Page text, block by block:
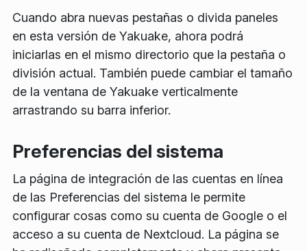
Cuando abra nuevas pestañas o divida paneles
en esta versión de Yakuake, ahora podrá
iniciarlas en el mismo directorio que la pestaña o
división actual. También puede cambiar el tamaño
de la ventana de Yakuake verticalmente
arrastrando su barra inferior.
Preferencias del sistema
La página de integración de las cuentas en línea
de las Preferencias del sistema le permite
configurar cosas como su cuenta de Google o el
acceso a su cuenta de Nextcloud. La página se